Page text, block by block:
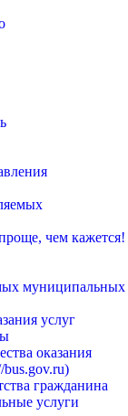
чем кажется!
муниципальных
услуг
оказания
bus.gov.ru)
гражданина
услуги